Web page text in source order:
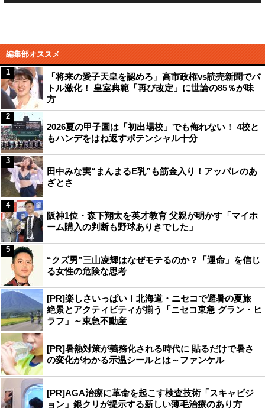
編集部オススメ
「将来の愛子天皇を認めろ」高市政権vs読売新聞でバ
トル激化！ 皇室典範「再び改定」に世論の85％が味
方
1
2026夏の甲子園は「初出場校」でも侮れない！ 4校と
もハンデをはね返すポテンシャル十分
2
田中みな実“まんまるE乳”も筋金入り！アッパレのあ
ざとさ
3
阪神1位・森下翔太を英才教育 父親が明かす「マイホ
ーム購入の判断も野球ありきでした」
4
“クズ男”三山凌輝はなぜモテるのか？「運命」を信じ
る女性の危険な思考
5
[PR]楽しさいっぱい！北海道・ニセコで避暑の夏旅
絶景とアクティビティが揃う「ニセコ東急 グラン・ヒ
ラフ」～東急不動産
[PR]暑熱対策が義務化される時代に 貼るだけで暑さ
の変化がわかる示温シールとは～ファンケル
[PR]AGA治療に革命を起こす検査技術「スキャビジ
ョン」銀クリが提示する新しい薄毛治療のあり方